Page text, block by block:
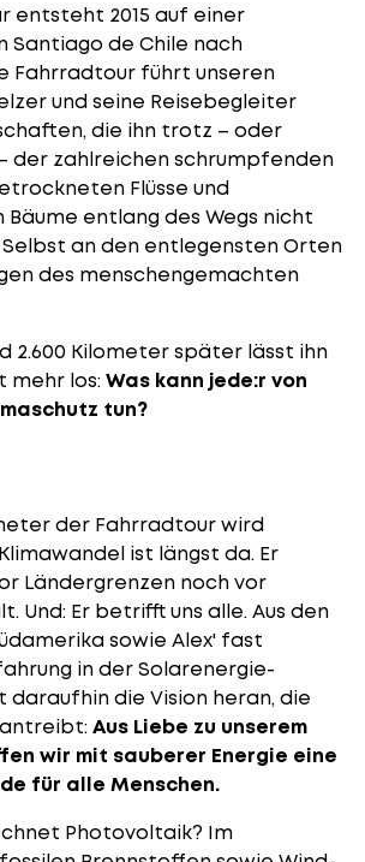
entsteht 2015 auf einer
Santiago de Chile nach
Fahrradtour führt unseren
und seine Reisebegleiter
die ihn trotz – oder
der zahlreichen schrumpfenden
Flüsse und
entlang des Wegs nicht
Selbst an den entlegensten Orten
des menschengemachten
2.600 Kilometer später lässt ihn
mehr los:Was kann jede:r von
tun?
der Fahrradtour wird
ist längst da. Er
Ländergrenzen noch vor
Und: Er betrifft uns alle. Aus den
sowie Alex' fast
in der Solarenergie-
daraufhin die Vision heran, die
Aus Liebe zu unserem
wir mit sauberer Energie eine
für alle Menschen.
Photovoltaik? Im